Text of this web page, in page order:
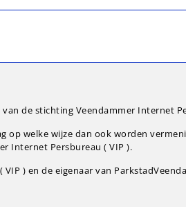
de stichting Veendammer Internet
op welke wijze dan ook worden
Internet Persbureau ( VIP ).
) en de eigenaar van